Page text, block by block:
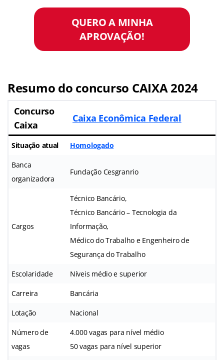
QUERO A MINHA
APROVAÇÃO!
Resumo do concurso CAIXA 2024
Concurso
Caixa
Caixa Econômica Federal
Situação atual Homologado
Banca
organizadora
Fundação Cesgranrio
Cargos
Técnico Bancário,
Técnico Bancário – Tecnologia da
Informação,
Médico do Trabalho e Engenheiro de
Segurança do Trabalho
Escolaridade Níveis médio e superior
Carreira Bancária
Lotação Nacional
Número de
vagas
4.000 vagas para nível médio
50 vagas para nível superior